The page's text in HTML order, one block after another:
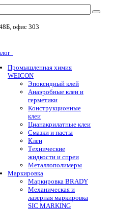
офис 303
Промышленная химия
WEICON
Эпоксидный клей
Анаэробные клеи и
герметики
Конструкционные
клеи
Цианакрилатные клеи
Смазки и пасты
Клеи
Технические
жидкости и спреи
Металлополимеры
Маркировка
Маркировка BRADY
Механическая и
лазерная маркировка
SIC MARKING